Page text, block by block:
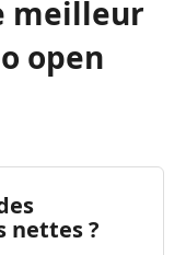
meilleur
open
nettes ?